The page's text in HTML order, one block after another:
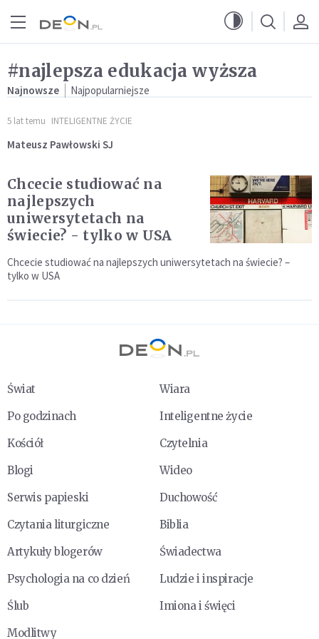
#najlepsza edukacja wyższa
Najnowsze Najpopularniejsze
5 lat temu INTELIGENTNE ŻYCIE
Mateusz Pawłowski SJ
Chcecie studiować na
najlepszych
uniwersytetach na
świecie? - tylko w USA
Chcecie studiować na najlepszych uniwersytetach na świecie? –
tylko w USA
Świat
Wiara
Po godzinach
Inteligentne życie
Kościół
Czytelnia
Blogi
Wideo
Serwis papieski
Duchowość
Czytania liturgiczne
Biblia
Artykuły blogerów
Świadectwa
Psychologia na co dzień
Ludzie i inspiracje
Ślub
Imiona i święci
Modlitwy